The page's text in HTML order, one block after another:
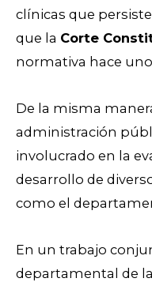
clínicas que
que la Corte
normativa hace
De la misma
administración
involucrado en la
desarrollo de
como el
En un trabajo
departamental de la